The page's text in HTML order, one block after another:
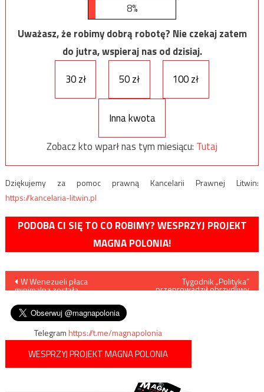
8%
Uważasz, że robimy dobrą robotę? Nie czekaj zatem
do jutra, wspieraj nas od dzisiaj.
30 zł
50 zł 100 zł
Inna kwota
Zobacz kto wparł nas tym miesiącu: Tutaj
Dziękujemy za pomoc prawną Kancelarii Prawnej Litwin:
https://kancelaria-litwin.pl
PODOBA CI SIĘ TO CO ROBIMY? WESPRZYJ PROJEKT
MAGNA POLONIA!
Nawigacja
wpisu
W Wenezueli płaca
minimalna została
Tygodnik „Polityka”
przeprowadził obrzydliwy
Telegramhttps://t.me/magnapolonia
WESPRZYJ PROJEKT MAGNA POLONIA